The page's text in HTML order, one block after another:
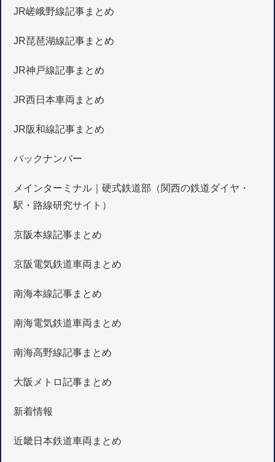
JR嵯峨野線記事まとめ
JR琵琶湖線記事まとめ
JR神戸線記事まとめ
JR西日本車両まとめ
JR阪和線記事まとめ
バックナンバー
メインターミナル｜硬式鉄道部（関西の鉄道ダイヤ・
駅・路線研究サイト）
京阪本線記事まとめ
京阪電気鉄道車両まとめ
南海本線記事まとめ
南海電気鉄道車両まとめ
南海高野線記事まとめ
大阪メトロ記事まとめ
新着情報
近畿日本鉄道車両まとめ